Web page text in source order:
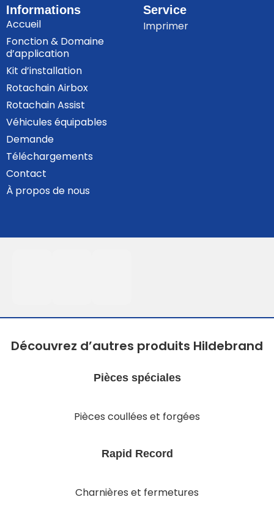
Informations
Accueil
Fonction & Domaine
d’application
Kit d’installation
Rotachain Airbox
Rotachain Assist
Véhicules équipables
Demande
Téléchargements
Contact
À propos de nous
Service
Imprimer
Découvrez d’autres produits Hildebrand
Pièces spéciales
Pièces coullées et forgées
Rapid Record
Charnières et fermetures